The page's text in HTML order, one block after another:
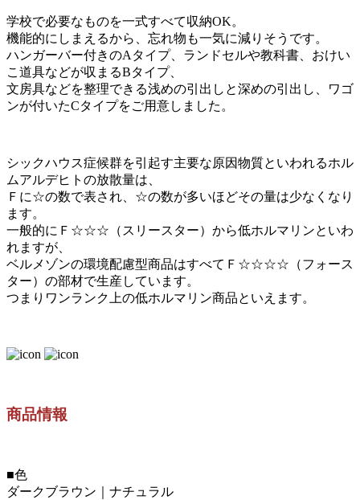
学校で必要なものを一式すべて収納OK。
機能的にしまえるから、忘れ物も一気に減りそうです。
ハンガーバー付きのAタイプ、ランドセルや教科書、おけい
こ道具などが収まるBタイプ、
文房具などを整理できる浅めの引出しと深めの引出し、ワゴ
ンが付いたCタイプをご用意しました。
シックハウス症候群を引起す主要な原因物質といわれるホル
ムアルデヒトの放散量は、
Ｆに☆の数で表され、☆の数が多いほどその量は少なくなり
ます。
一般的にＦ☆☆☆（スリースター）から低ホルマリンといわ
れますが、
ベルメゾンの環境配慮型商品はすべてＦ☆☆☆☆（フォース
ター）の部材で生産しています。
つまりワンランク上の低ホルマリン商品といえます。
商品情報
■色
ダークブラウン｜ナチュラル